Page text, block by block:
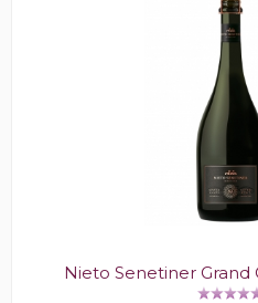
Nieto Senetiner Grand